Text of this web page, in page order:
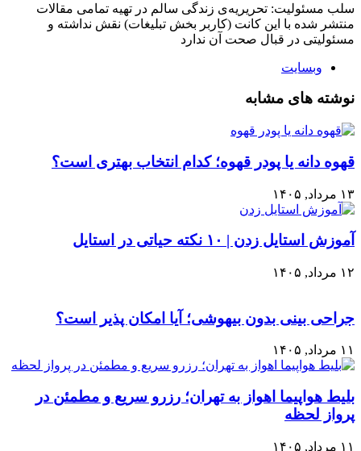
سلب‌ مسئولیت: تحریریه‌ی زندگی سالم در تهیه‌ تمامی مقالات
منتشر شده با این کانت (کاربر بخش تبلیغات) نقش نداشته و
مسئولیتی در قبال صحت آن ندارد
وبسایت
نوشته های مشابه
قهوه دانه یا پودر قهوه؛ کدام انتخاب بهتری است؟
۱۳ مرداد, ۱۴۰۵
آموزش استایل زدن | ۱۰ نکته حیاتی در استایل
۱۲ مرداد, ۱۴۰۵
جراحی بینی بدون بیهوشی؛ آیا امکان پذیر است؟
۱۱ مرداد, ۱۴۰۵
بلیط هواپیما اهواز به تهران؛ رزرو سریع و مطمئن در
پرواز لحظه
۱۱ مرداد, ۱۴۰۵